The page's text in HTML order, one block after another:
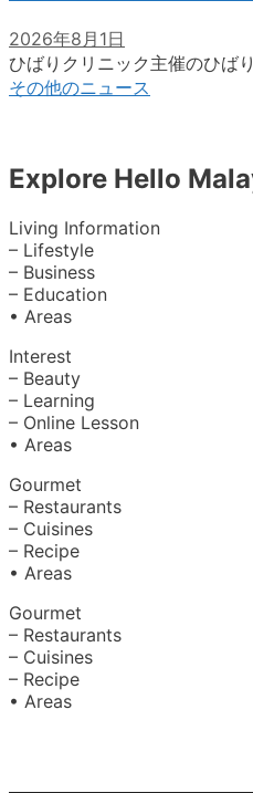
2026年8月1日
ひばりクリニック主催のひば
その他のニュース
Explore Hello
Living Information
– Lifestyle
– Business
– Education
• Areas
Interest
– Beauty
– Learning
– Online Lesson
• Areas
Gourmet
– Restaurants
– Cuisines
– Recipe
• Areas
Gourmet
– Restaurants
– Cuisines
– Recipe
• Areas